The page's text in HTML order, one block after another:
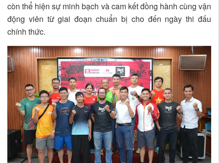
còn thể hiện sự minh bạch và cam kết đồng hành cùng vận
động viên từ giai đoạn chuẩn bị cho đến ngày thi đấu
chính thức.